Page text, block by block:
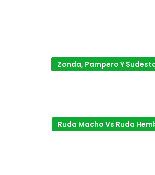
Zonda, Pampero Y
Ruda Macho Vs Ruda